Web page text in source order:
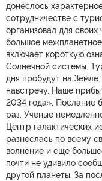
донеслось
сотрудничестве с
организовал для
большое
включает короткую
Солнечной системы.
дня пробудут на
навстречу. Наше
2034 года». Послание
раз. Ученые
Центр галактических
разнеслась по всему
волнение и еще
почти не удивило
другой планеты. За